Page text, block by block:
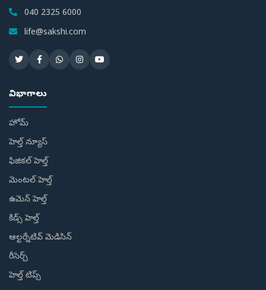
040 2325 6000
life@sakshi.com
విభాగాలు
హోమ్
హెల్త్ న్యూస్
ఫిజికల్ హెల్త్
మెంటల్ హెల్త్
ఉమెన్ హెల్త్
కిడ్స్ హెల్త్
ఆల్టర్నేటివ్ మెడిసిన్
రీసెర్చ్
హెల్త్‌ టిప్స్‌